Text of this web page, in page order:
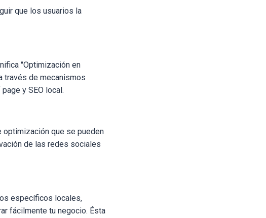
que los usuarios la
"Optimización en
través de mecanismos
y SEO local.
optimización que se pueden
de las redes sociales
específicos locales,
fácilmente tu negocio. Ésta